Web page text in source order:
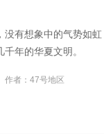
没有想象中的气势如
年的华夏文明。
作者：47号地区